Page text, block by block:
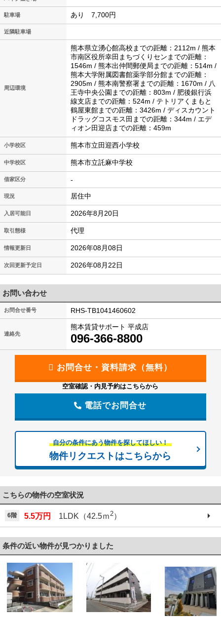
駐車場 あり 7,700円
近隣駐車場
周辺環境
熊本県立湧心館高校までの距離：2112m / 熊本
市南区役所幸田まちづくりセンまでの距離：
1546m / 熊本出仲間郵便局までの距離：514m /
熊本大学附属図書館薬学部分館までの距離：
2905m / 熊本南警察署までの距離：1670m / 八
王寺中央公園までの距離：803m / 肥後銀行浜
線支店までの距離：524m / テトリアくまもと
鶴屋東館までの距離：3426m / ディスカウント
ドラッグコスモス田までの距離：344m / エデ
ィオン田迎店までの距離：459m
小学校区 熊本市立田迎西小学校
中学校区 熊本市立託麻中学校
借家区分 -
現況 居住中
入居可能日 2026年8月20日
取引態様 代理
情報更新日 2026年08月08日
次回更新予定日 2026年08月22日
お問い合わせ
お問合せ番号 RHS-TB1041460602
連絡先
熊本賃貸サポート 平成店
096-366-8800
空室確認・内見予約はこちらから
電話でお問合せ
自分の条件にあう物件を探してほしい！
物件リクエストはこちらから
こちらの物件の空室状況
6階 5.5万円 1LDK（42.5ｍ2）
条件の近い物件が見つかりました